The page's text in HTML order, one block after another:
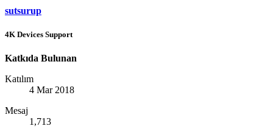
sutsurup
4K Devices Support
Katkıda Bulunan
Katılım
4 Mar 2018
Mesaj
1,713